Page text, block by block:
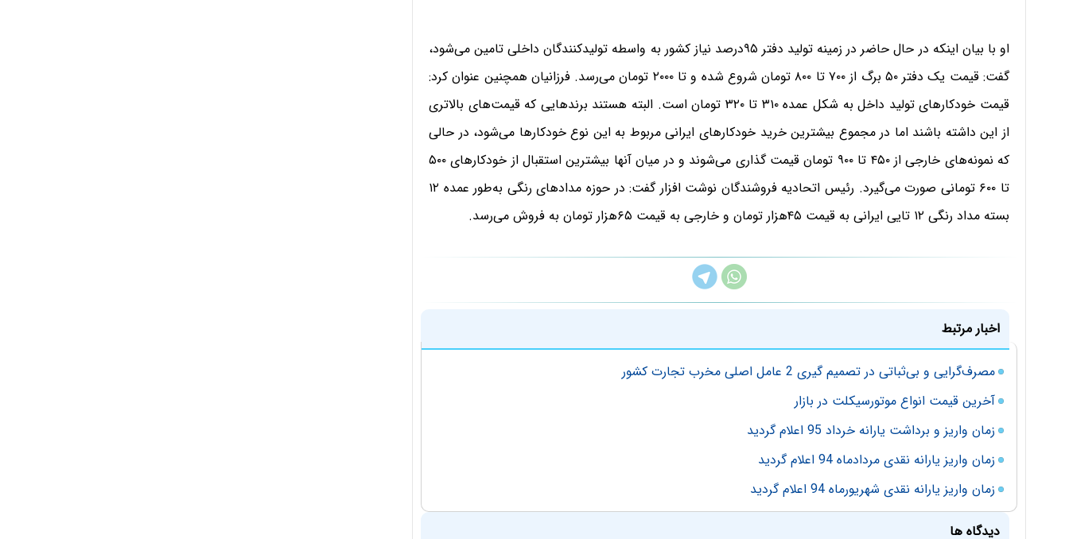
او با بیان اینکه در حال حاضر در زمینه‌ تولید دفتر ۹۵‌درصد نیاز کشور به واسطه تولیدکنندگان داخلی تامین می‌شود،
گفت: قیمت یک دفتر ۵۰ برگ از ۷۰۰ تا ۸۰۰ تومان شروع شده و تا ۲۰۰۰ تومان می‌رسد. فرزانیان همچنین عنوان کرد:
قیمت خودکارهای تولید داخل به شکل عمده ۳۱۰ تا ۳۲۰ تومان است. البته هستند برندهایی که قیمت‌های بالاتری
از این داشته باشند اما در مجموع بیشترین خرید خودکارهای ایرانی مربوط به این نوع خودکارها می‌شود، در حالی
که نمونه‌های خارجی از ۴۵۰ تا ۹۰۰ تومان قیمت گذاری می‌شوند و در میان آنها بیشترین استقبال از خودکارهای ۵۰۰
تا ۶۰۰ تومانی صورت می‌گیرد. رئیس اتحادیه فروشندگان نوشت افزار گفت: در حوزه مدادهای رنگی به‌طور عمده ۱۲
بسته مداد رنگی ۱۲ تایی ایرانی به قیمت ۴۵‌هزار تومان و خارجی به قیمت ۶۵‌هزار تومان به فروش می‌رسد.
اخبار مرتبط
مصرف‌گرایی و بی‌ثباتی در تصمیم گیری 2 عامل اصلی مخرب تجارت کشور
آخرین قیمت انواع موتورسیکلت در بازار
زمان واریز و برداشت یارانه خرداد 95 اعلام گردید
زمان واریز یارانه نقدی مردادماه 94 اعلام گردید
زمان واریز یارانه نقدی شهریورماه 94 اعلام گردید
دیدگاه ها